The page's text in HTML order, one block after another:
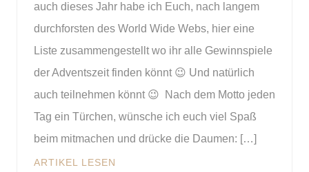
auch dieses Jahr habe ich Euch, nach langem
durchforsten des World Wide Webs, hier eine
Liste zusammengestellt wo ihr alle Gewinnspiele
der Adventszeit finden könnt 😉 Und natürlich
auch teilnehmen könnt 😉 Nach dem Motto jeden
Tag ein Türchen, wünsche ich euch viel Spaß
beim mitmachen und drücke die Daumen: […]
ARTIKEL LESEN